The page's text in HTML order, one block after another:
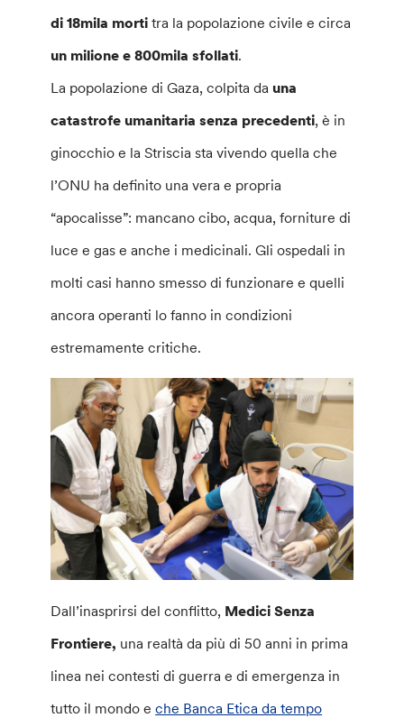
di 18mila morti tra la popolazione civile e circa
un milione e 800mila sfollati.
La popolazione di Gaza, colpita da una
catastrofe umanitaria senza precedenti, è in
ginocchio e la Striscia sta vivendo quella che
l’ONU ha definito una vera e propria
“apocalisse”: mancano cibo, acqua, forniture di
luce e gas e anche i medicinali. Gli ospedali in
molti casi hanno smesso di funzionare e quelli
ancora operanti lo fanno in condizioni
estremamente critiche.
Dall’inasprirsi del conflitto, Medici Senza
Frontiere, una realtà da più di 50 anni in prima
linea nei contesti di guerra e di emergenza in
tutto il mondo eche Banca Etica da tempo